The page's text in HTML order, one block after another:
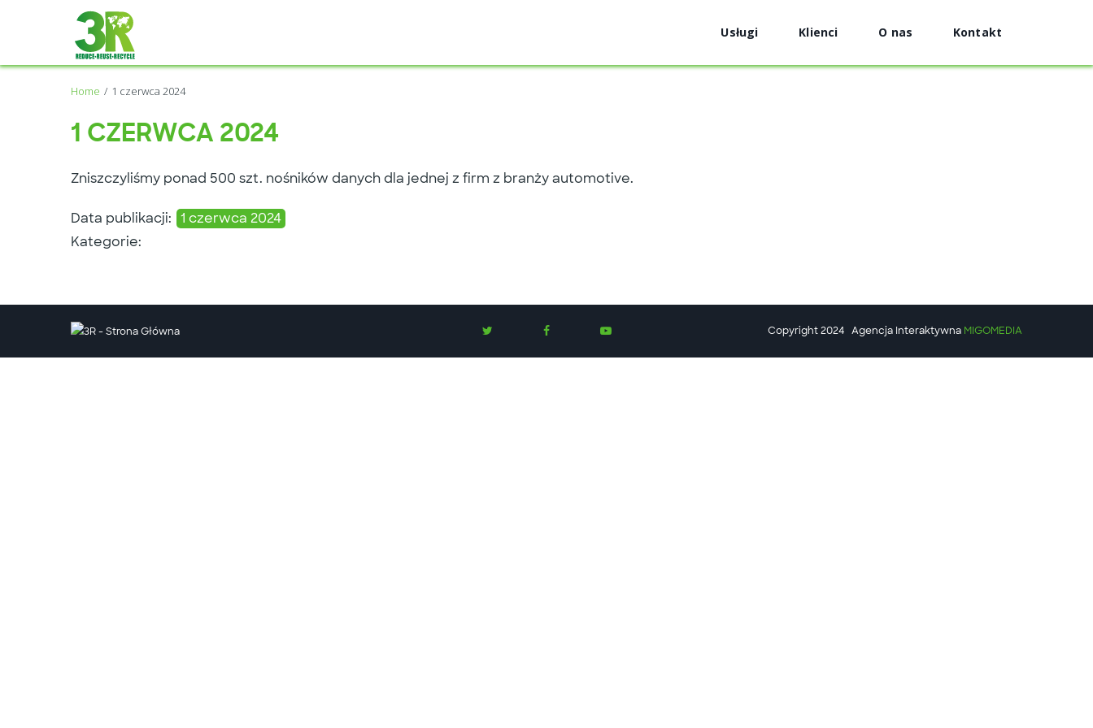
Usługi Klienci O nas Kontakt
Home 1 czerwca 2024
1 CZERWCA 2024
Zniszczyliśmy ponad 500 szt. nośników danych dla jednej z firm z branży automotive.
Data publikacji: 1 czerwca 2024
Kategorie:
Copyright 2024 Agencja Interaktywna MIGOMEDIA
Twitter Facebook Youtube